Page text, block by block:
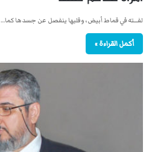
لفـــته في قماط أبيض ، وقلبها ينفصل عن جسدها كما…
أكمل القراءة »